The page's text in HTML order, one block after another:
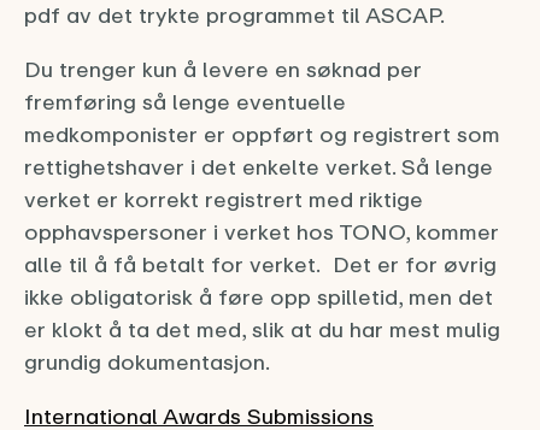
pdf av det trykte programmet til ASCAP.
Du trenger kun å levere en søknad per
fremføring så lenge eventuelle
medkomponister er oppført og registrert som
rettighetshaver i det enkelte verket. Så lenge
verket er korrekt registrert med riktige
opphavspersoner i verket hos TONO, kommer
alle til å få betalt for verket. Det er for øvrig
ikke obligatorisk å føre opp spilletid, men det
er klokt å ta det med, slik at du har mest mulig
grundig dokumentasjon.
International Awards Submissions